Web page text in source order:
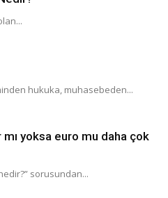
hukuka, muhasebeden...
mı yoksa euro mu daha çok
sorusundan...